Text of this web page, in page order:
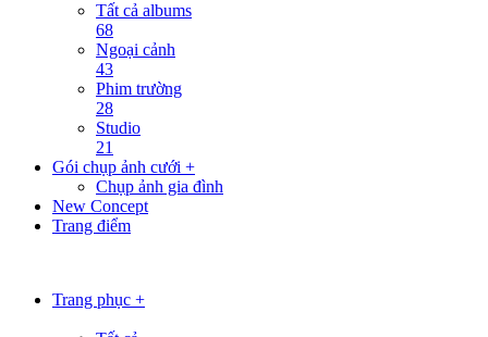
Tất cả albums
68
Ngoại cảnh
43
Phim trường
28
Studio
21
Gói chụp ảnh cưới +
Chụp ảnh gia đình
New Concept
Trang điểm
Trang phục +